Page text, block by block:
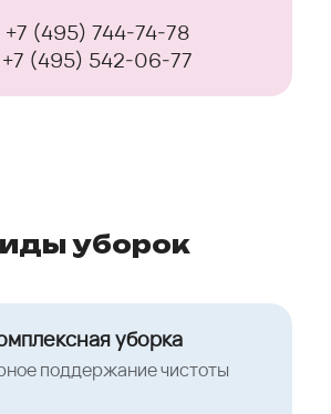
+7 (495) 744-74-78
+7 (495) 542-06-77
уборок
уборка
поддержание чистоты